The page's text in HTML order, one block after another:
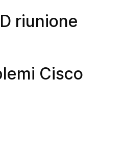
riunione
Cisco